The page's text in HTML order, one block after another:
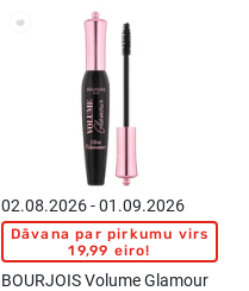
02.08.2026 - 01.09.2026
Dāvana par pirkumu virs
19,99 eiro!
BOURJOIS Volume Glamour